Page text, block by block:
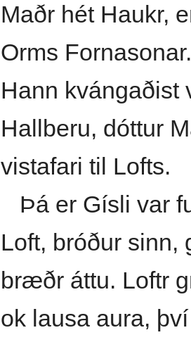
Maðr hét Haukr,
Orms
Hann kvángaðist
Hallberu, dóttur
vistafari til Lofts.
Þá er Gísli var
Loft, bróður sinn,
bræðr áttu. Loftr
ok lausa aura,